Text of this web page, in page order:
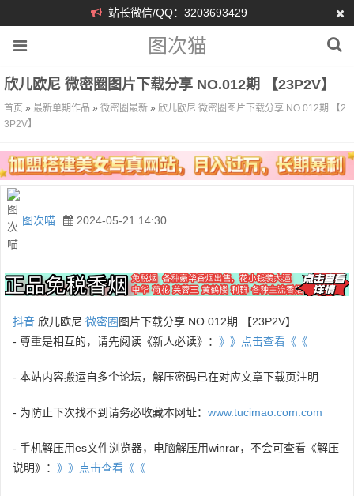
站长微信/QQ：3203693429
图次猫
欣儿欧尼 微密圈图片下载分享 NO.012期 【23P2V】
首页 » 最新单期作品 » 微密圈最新 » 欣儿欧尼 微密圈图片下载分享 NO.012期 【2
3P2V】
图次喵 2024-05-21 14:30
抖音 欣儿欧尼 微密圈 图片下载分享 NO.012期 【23P2V】
- 尊重是相互的，请先阅读《新人必读》： 》》点击查看《《
- 本站内容搬运自多个论坛，解压密码已在对应文章下载页注明
- 为防止下次找不到请务必收藏本网址： www.tucimao.com.com
- 手机解压用es文件浏览器，电脑解压用winrar，不会可查看《解压
说明》： 》》点击查看《《